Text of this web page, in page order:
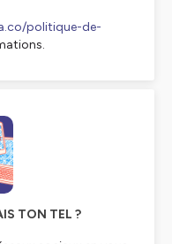
politique-de-
TON TEL ?